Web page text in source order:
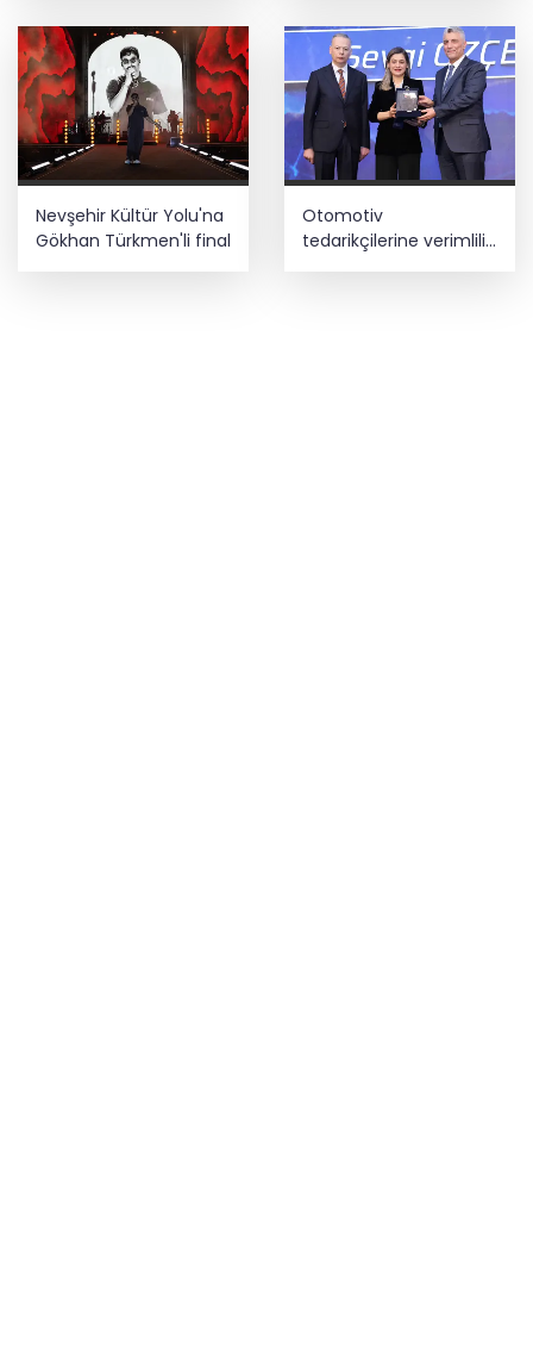
Nevşehir Kültür Yolu'na
Gökhan Türkmen'li final
Otomotiv
tedarikçilerine verimlilik